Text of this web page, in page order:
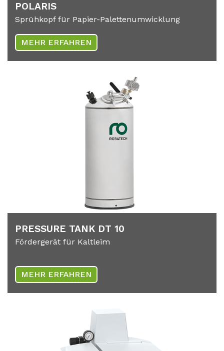
PO­LA­RIS
Sprühkopf für Papier-Palettenumwicklung
MEHR ERFAHREN
PRES­SU­RE TANK DT 10
Fördergerät für Kaltleim
MEHR ERFAHREN